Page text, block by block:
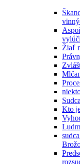
Žiaľ
Kto